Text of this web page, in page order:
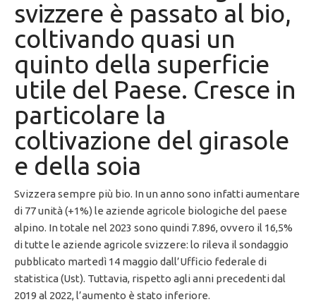
svizzere è passato al bio,
coltivando quasi un
quinto della superficie
utile del Paese. Cresce in
particolare la
coltivazione del girasole
e della soia
Svizzera sempre più bio. In un anno sono infatti aumentare
di 77 unità (+1%) le aziende agricole biologiche del paese
alpino. In totale nel 2023 sono quindi 7.896, ovvero il 16,5%
di tutte le aziende agricole svizzere: lo rileva il sondaggio
pubblicato martedì 14 maggio dall’Ufficio federale di
statistica (Ust). Tuttavia, rispetto agli anni precedenti dal
2019 al 2022, l’aumento è stato inferiore.